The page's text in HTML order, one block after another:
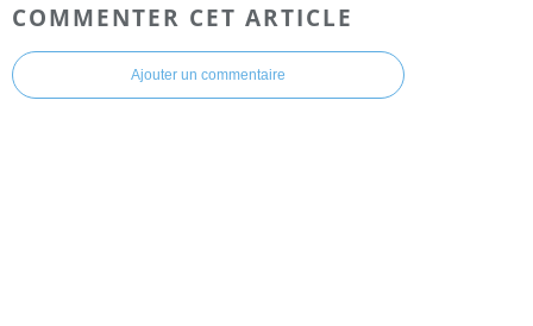
COMMENTER CET ARTICLE
Ajouter un commentaire